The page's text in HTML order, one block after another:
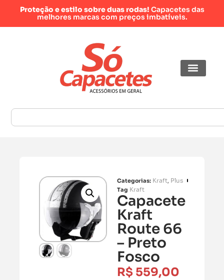
Proteção e estilo sobre duas rodas! Capacetes das
melhores marcas com preços imbatíveis.
Categorias: Kraft, Plus
Tag Kraft
Capacete
Kraft
Route 66
– Preto
Fosco
R$ 559,00